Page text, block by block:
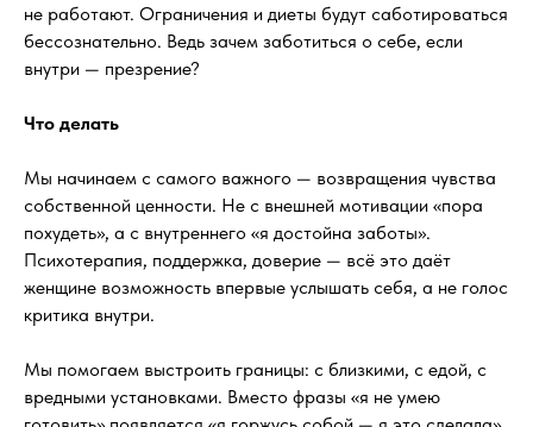
не работают. Ограничения и диеты будут саботироваться
бессознательно. Ведь зачем заботиться о себе, если
внутри — презрение?
Что делать
Мы начинаем с самого важного — возвращения чувства
собственной ценности. Не с внешней мотивации «пора
похудеть», а с внутреннего «я достойна заботы».
Психотерапия, поддержка, доверие — всё это даёт
женщине возможность впервые услышать себя, а не голос
критика внутри.
Мы помогаем выстроить границы: с близкими, с едой, с
вредными установками. Вместо фразы «я не умею